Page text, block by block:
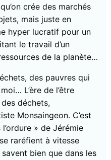
crée des marchés
mais juste en
hyper lucratif pour un
le travail d’un
de la planète…
des pauvres qui
L’ère de l’être
déchets,
Monsaingeon. C’est
» de Jérémie
raréfient à vitesse
bien que dans les